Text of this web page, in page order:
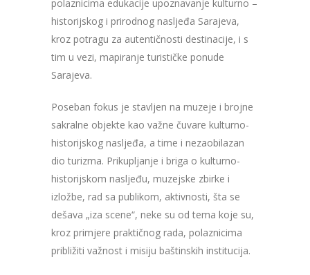
polaznicima edukacije upoznavanje kulturno –
historijskog i prirodnog nasljeđa Sarajeva,
kroz potragu za autentičnosti destinacije, i s
tim u vezi, mapiranje turističke ponude
Sarajeva.
Poseban fokus je stavljen na muzeje i brojne
sakralne objekte kao važne čuvare kulturno-
historijskog nasljeđa, a time i nezaobilazan
dio turizma. Prikupljanje i briga o kulturno-
historijskom nasljeđu, muzejske zbirke i
izložbe, rad sa publikom, aktivnosti, šta se
dešava „iza scene“, neke su od tema koje su,
kroz primjere praktičnog rada, polaznicima
približiti važnost i misiju baštinskih institucija.